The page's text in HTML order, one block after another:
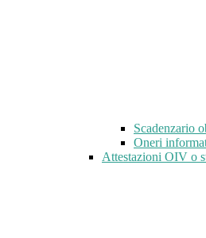
Scadenzario
Oneri
Attestazioni OIV o